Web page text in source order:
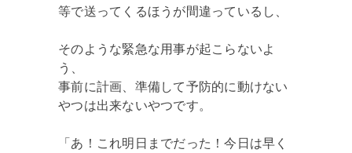
等で送ってくるほうが間違っているし、
そのような緊急な用事が起こらないよ
う、
事前に計画、準備して予防的に動けない
やつは出来ないやつです。
「あ！これ明日までだった！今日は早く